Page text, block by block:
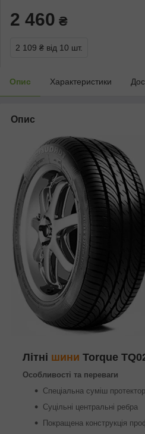
2 460 ₴
2 109 ₴ від 10 шт.
Опис Характеристики
Опис
Літні шини Torque
Особливості та переваги
Спеціальна суміш
Суцільні центральні ребра
Покращена конструкція